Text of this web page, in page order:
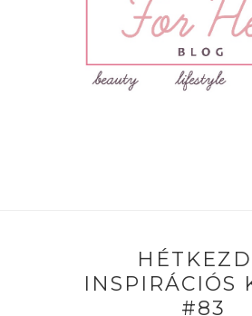
INSPIRÁCIÓS
#83